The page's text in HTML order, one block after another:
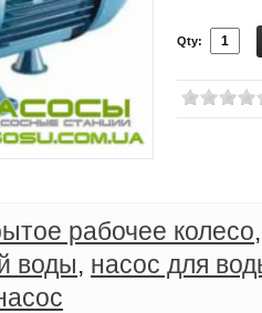
Qty:
рабочее колесо
воды, насос для